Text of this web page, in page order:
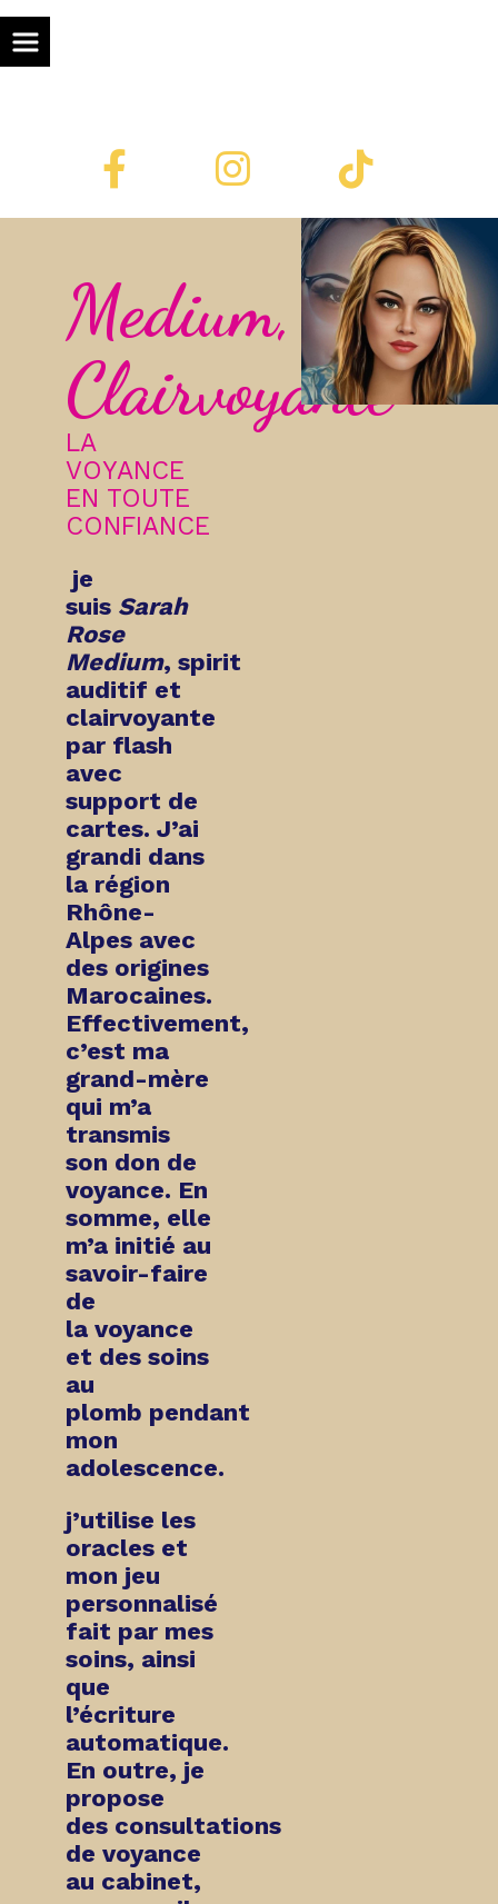
  
Medium,
Clairvoyante
LA
VOYANCE
EN TOUTE
CONFIANCE
je
suis Sarah
Rose
Medium, spirit
auditif et
clairvoyante
par flash
avec
support de
cartes. J’ai
grandi dans
la région
Rhône-
Alpes avec
des origines
Marocaines.
Effectivement,
c’est ma
grand-mère
qui m’a
transmis
son don de
voyance. En
somme, elle
m’a initié au
savoir-faire
de
la voyance
et des soins
au
plomb pendant
mon
adolescence.
j’utilise les
oracles et
mon jeu
personnalisé
fait par mes
soins, ainsi
que
l’écriture
automatique.
En outre, je
propose
des consultations
de voyance
au cabinet,